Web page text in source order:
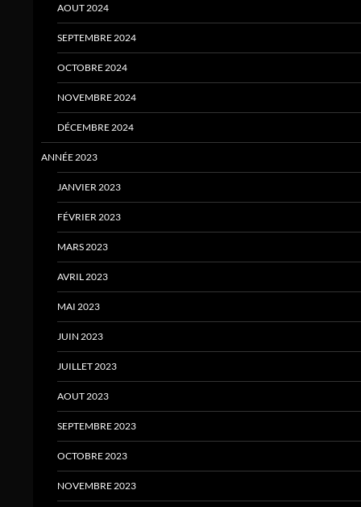
AOUT 2024
SEPTEMBRE 2024
OCTOBRE 2024
NOVEMBRE 2024
DÉCEMBRE 2024
ANNÉE 2023
JANVIER 2023
FÉVRIER 2023
MARS 2023
AVRIL 2023
MAI 2023
JUIN 2023
JUILLET 2023
AOUT 2023
SEPTEMBRE 2023
OCTOBRE 2023
NOVEMBRE 2023